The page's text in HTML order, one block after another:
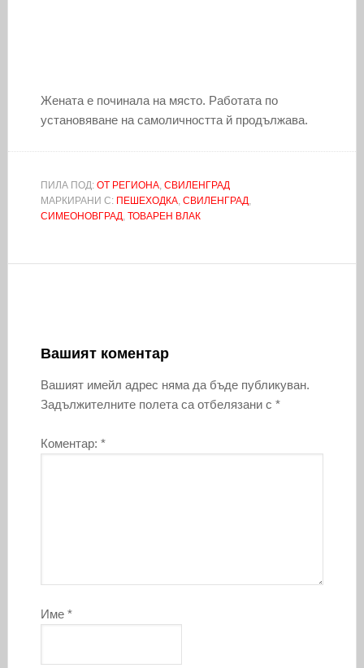
Жената е починала на място. Работата по
установяване на самоличността й продължава.
ПИЛА ПОД: ОТ РЕГИОНА, СВИЛЕНГРАД
МАРКИРАНИ С: ПЕШЕХОДКА, СВИЛЕНГРАД,
СИМЕОНОВГРАД, ТОВАРЕН ВЛАК
Вашият коментар
Вашият имейл адрес няма да бъде публикуван.
Задължителните полета са отбелязани с *
Коментар: *
Име *